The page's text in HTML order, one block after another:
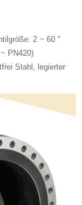
2 ~ 60 "
PN420)
Stahl, legierter